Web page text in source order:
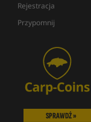
Rejestracja
Przypomnij
SPRAWDŹ »